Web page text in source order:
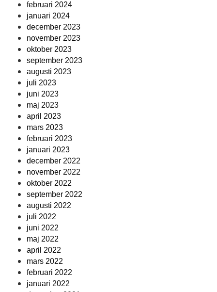
februari 2024
januari 2024
december 2023
november 2023
oktober 2023
september 2023
augusti 2023
juli 2023
juni 2023
maj 2023
april 2023
mars 2023
februari 2023
januari 2023
december 2022
november 2022
oktober 2022
september 2022
augusti 2022
juli 2022
juni 2022
maj 2022
april 2022
mars 2022
februari 2022
januari 2022